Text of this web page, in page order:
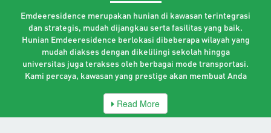
Emdeeresidence merupakan hunian di kawasan terintegrasi
dan strategis, mudah dijangkau serta fasilitas yang baik.
Hunian Emdeeresidence berlokasi dibeberapa wilayah yang
mudah diakses dengan dikelilingi sekolah hingga
universitas juga terakses oleh berbagai mode transportasi.
Kami percaya, kawasan yang prestige akan membuat Anda
Read More